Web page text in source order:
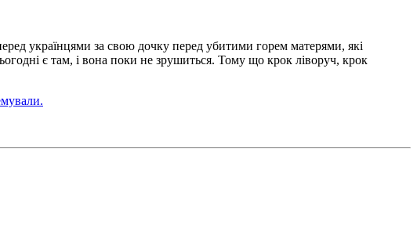
українцями за свою дочку перед убитими горем матерями, які
є там, і вона поки не зрушиться. Тому що крок ліворуч, крок